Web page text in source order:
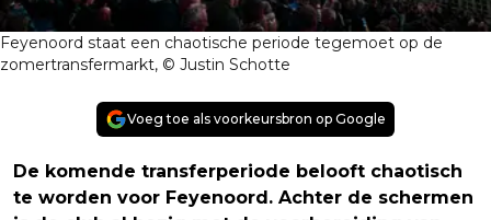
Feyenoord staat een chaotische periode tegemoet op de
zomertransfermarkt, © Justin Schotte
Voeg toe als voorkeursbron op Google
De komende transferperiode belooft chaotisch
te worden voor Feyenoord. Achter de schermen